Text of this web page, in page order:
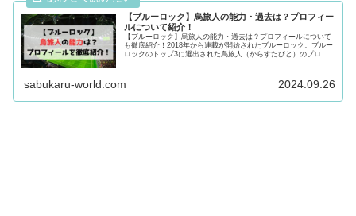
【ブルーロック】烏旅人の能力・過去は？プロフィー
ルについて紹介！
【ブルーロック】烏旅人の能力・過去は？プロフィールについて
も徹底紹介！2018年から連載が開始されたブルーロック。ブルー
ロックのトップ3に選出された烏旅人（からすたびと）のプロフ
sabukaru-world.com 2024.09.26